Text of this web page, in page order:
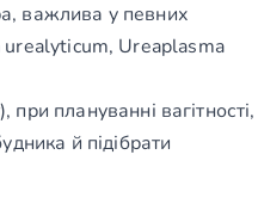
важлива у певних
urealyticum, Ureaplasma
плануванні вагітності,
й підібрати